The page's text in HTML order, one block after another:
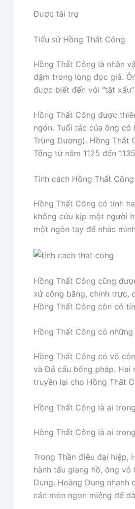
Được tài trợ
Tiểu sử Hồng Thất Công
Hồng Thất Công là nhân
đậm trong lòng đọc giả.
được biết đến với “tật
Hồng Thất Công được
ngón. Tuổi tác của ông có
Trùng Dương). Hồng Thất
Tống từ năm 1125 đến
Tính cách Hồng Thất
Hồng Thất Công có tính
không cứu kịp một người
một ngón tay để nhắc
Hồng Thất Công cũng
xử công bằng, chính trực,
Hồng Thất Công còn có
Hồng Thất Công có
Hồng Thất Công có võ
và Đả cẩu bổng pháp. Hai
truyền lại cho Hồng Thất
Hồng Thất Công là ai
Hồng Thất Công là ai
Trong Thần điêu đại hiệp,
hành tẩu giang hồ, ông
Dung. Hoàng Dung nhanh
các món ngon miệng để